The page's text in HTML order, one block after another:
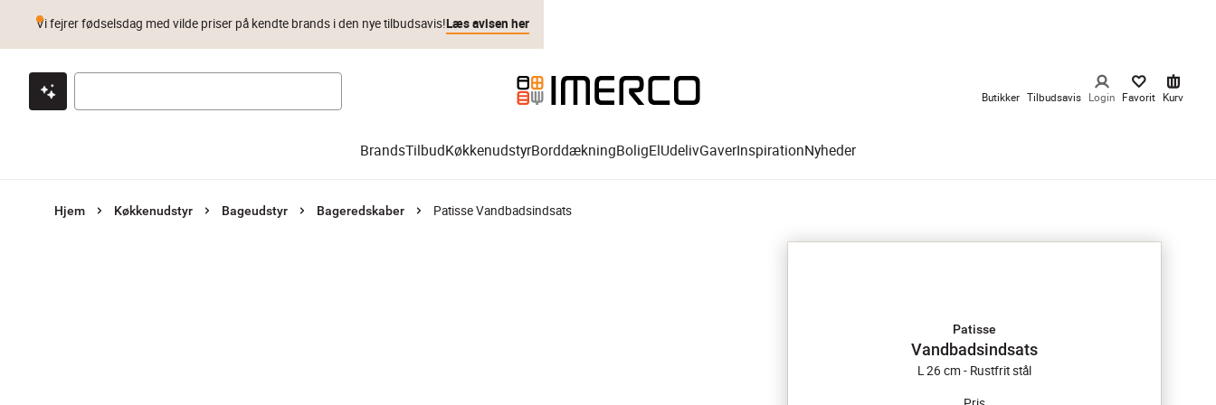
Klik & hent Byt i 1 år Prismatch
Vi fejrer fødselsdag med vilde priser på kendte brands i den nye tilbudsavis!Læs avisen her
Butikker Tilbudsavis Login Favorit Kurv
BrandsTilbudKøkkenudstyrBorddækningBoligElUdelivGaverInspirationNyheder
Hjem Køkkenudstyr Bageudstyr Bageredskaber Patisse Vandbadsindsats
Patisse
Vandbadsindsats
L 26 cm - Rustfrit stål